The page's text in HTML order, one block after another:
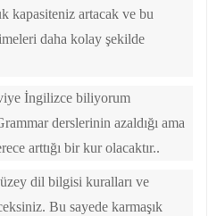
kapasiteniz artacak ve bu
daha kolay şekilde
İngilizce biliyorum
derslerinin azaldığı ama
arttığı bir kur olacaktır..
dil bilgisi kuralları ve
Bu sayede karmaşık